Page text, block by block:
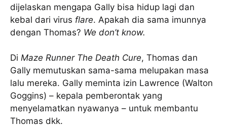
dijelaskan mengapa Gally bisa hidup lagi dan
kebal dari virus flare. Apakah dia sama imunnya
dengan Thomas? We don’t know.
Di Maze Runner The Death Cure, Thomas dan
Gally memutuskan sama-sama melupakan masa
lalu mereka. Gally meminta izin Lawrence (Walton
Goggins) – kepala pemberontak yang
menyelamatkan nyawanya – untuk membantu
Thomas dkk.